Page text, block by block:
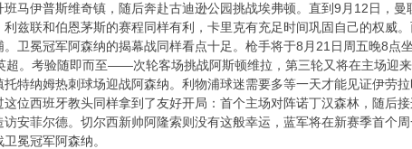
马伊普斯维奇镇，随后奔赴古迪逊公园挑战埃弗顿。直到9月12日，
兹联和伯恩茅斯的赛程同样有利，卡里克有充足时间巩固自己的权威
卫冕冠军阿森纳的揭幕战同样看点十足。枪手将于8月21日周五晚8
超。考验随即而至——次轮客场挑战阿斯顿维拉，第三轮又将在主场迎
特纳姆热刺球场迎战阿森纳。利物浦球迷需要多等一天才能见证伊劳
位西班牙教头同样拿到了友好开局：首个主场对阵诺丁汉森林，随后
安菲尔德。切尔西新帅阿隆索则没有这般幸运，蓝军将在新赛季首个
冕冠军阿森纳。